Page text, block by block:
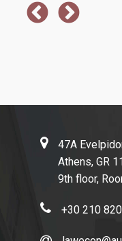
IKY | State
47A
Athens, GR
9th floor,
+30 210